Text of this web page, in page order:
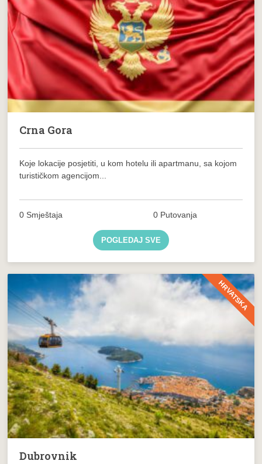
Crna Gora
Koje lokacije posjetiti, u kom hotelu ili apartmanu, sa kojom
turističkom agencijom...
0 Smještaja 0 Putovanja
POGLEDAJ SVE
HRVATSKA
Dubrovnik